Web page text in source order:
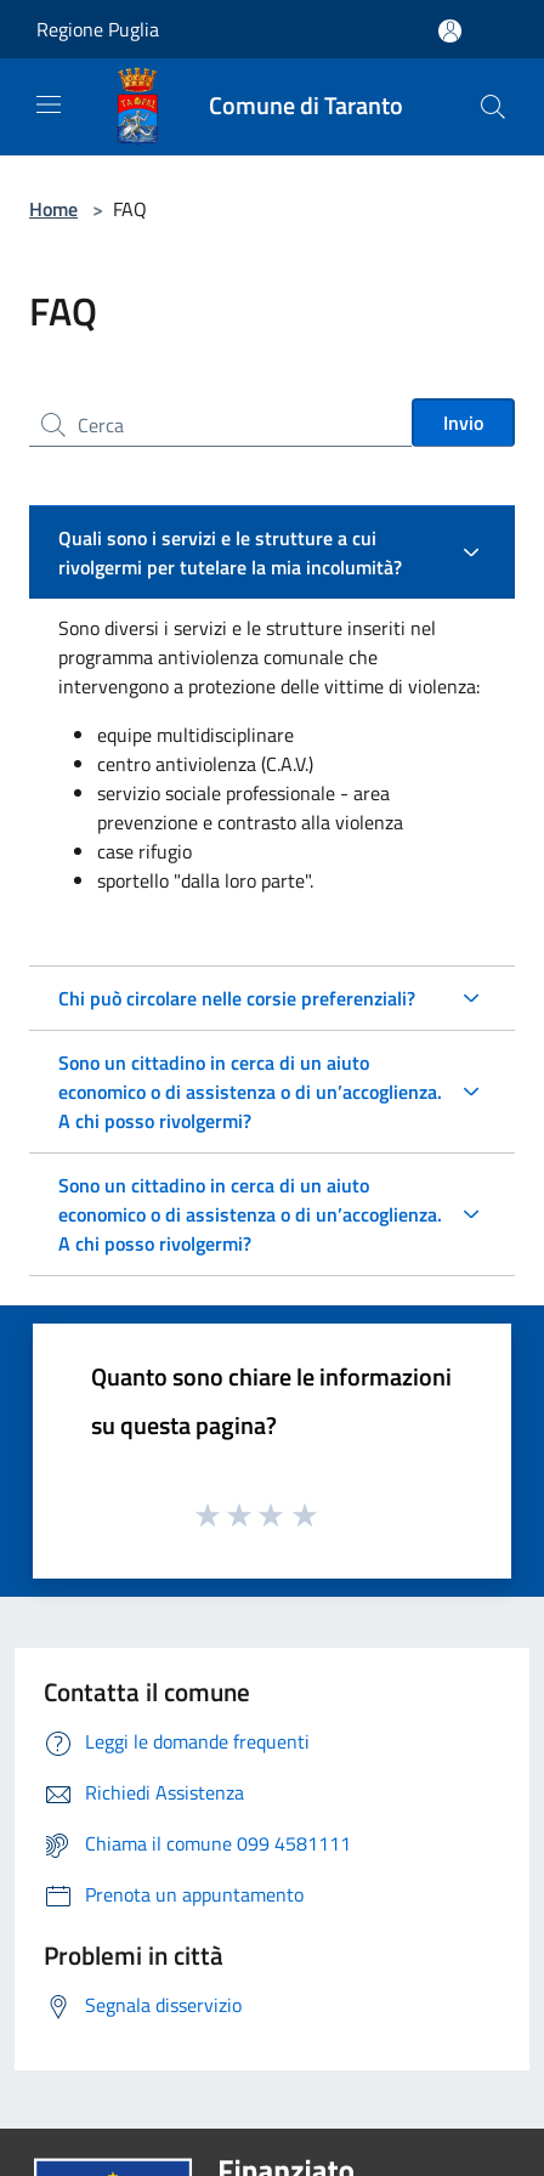
Regione Puglia
Comune di Taranto
Home > FAQ
FAQ
Cerca nel sito Invio
Quali sono i servizi e le strutture a cui
rivolgermi per tutelare la mia incolumità?
Sono diversi i servizi e le strutture inseriti nel
programma antiviolenza comunale che
intervengono a protezione delle vittime di violenza:
equipe multidisciplinare
centro antiviolenza (C.A.V.)
servizio sociale professionale - area
prevenzione e contrasto alla violenza
case rifugio
sportello "dalla loro parte".
Chi può circolare nelle corsie preferenziali?
Sono un cittadino in cerca di un aiuto
economico o di assistenza o di un’accoglienza.
A chi posso rivolgermi?
Sono un cittadino in cerca di un aiuto
economico o di assistenza o di un’accoglienza.
A chi posso rivolgermi?
Quanto sono chiare le informazioni
su questa pagina?
Contatta il comune
Leggi le domande frequenti
Richiedi Assistenza
Chiama il comune 099 4581111
Prenota un appuntamento
Problemi in città
Segnala disservizio